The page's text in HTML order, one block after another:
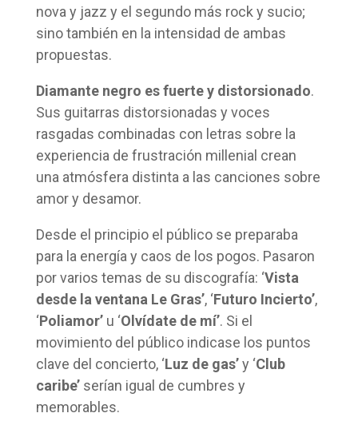
nova y jazz y el segundo más rock y sucio;
sino también en la intensidad de ambas
propuestas.
Diamante negro es fuerte y distorsionado.
Sus guitarras distorsionadas y voces
rasgadas combinadas con letras sobre la
experiencia de frustración millenial crean
una atmósfera distinta a las canciones sobre
amor y desamor.
Desde el principio el público se preparaba
para la energía y caos de los pogos. Pasaron
por varios temas de su discografía: ‘Vista
desde la ventana Le Gras’, ‘Futuro Incierto’,
‘Poliamor’u ‘Olvídate de mí’. Si el
movimiento del público indicase los puntos
clave del concierto, ‘Luz de gas’y ‘Club
caribe’serían igual de cumbres y
memorables.